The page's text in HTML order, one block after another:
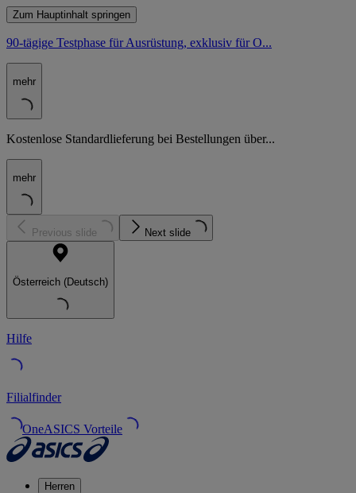
Zum Hauptinhalt springen
90-tägige Testphase für Ausrüstung, exklusiv für O...
mehr
Kostenlose Standardlieferung bei Bestellungen über...
mehr
Previous slide Next slide
Österreich (Deutsch)
Hilfe
Filialfinder
OneASICS Vorteile
Herren